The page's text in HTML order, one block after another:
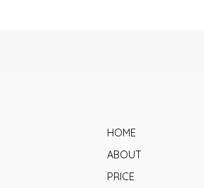
HOME
ABOUT
PRICE